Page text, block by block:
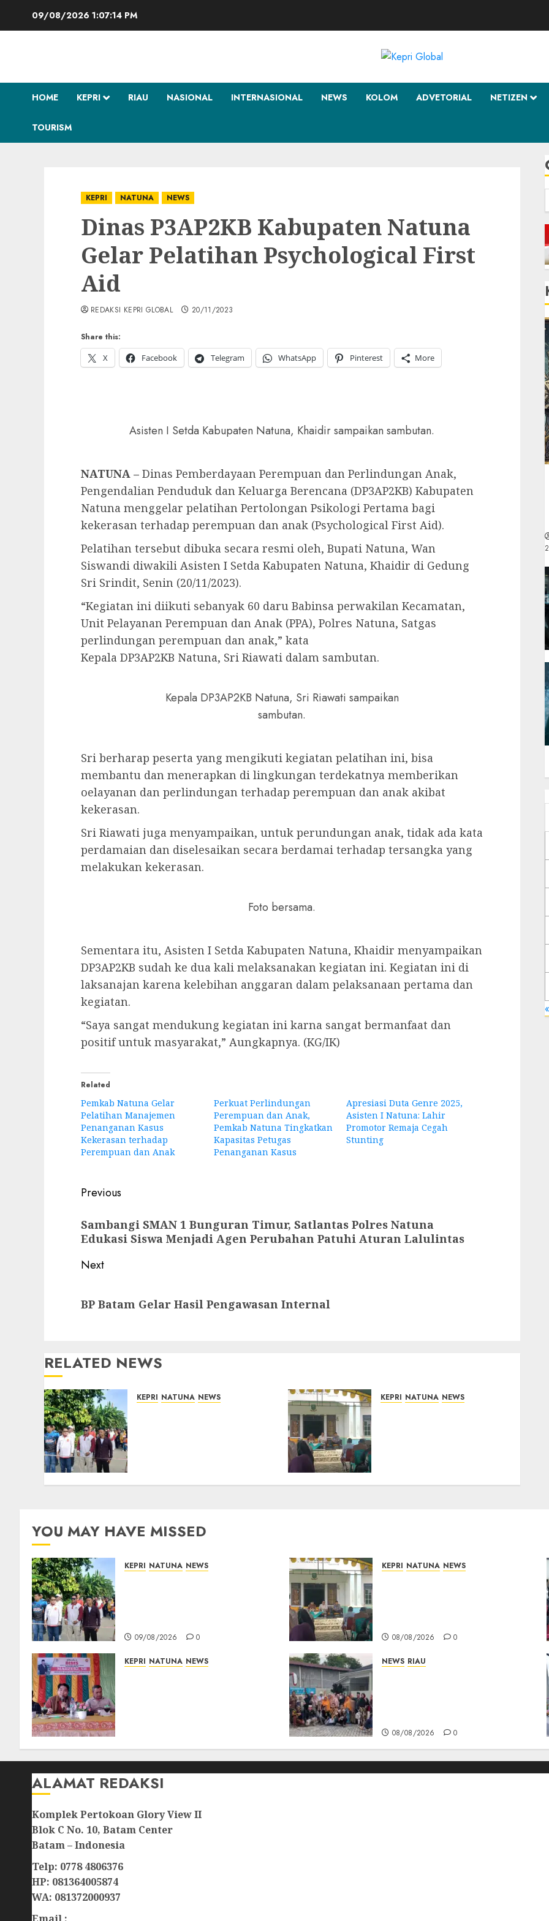
09/08/2026 1:07:15 PM
HOME KEPRI RIAU NASIONAL INTERNASIONAL NEWS KOLOM ADVETORIAL NETIZEN
TOURISM
KEPRI NATUNA NEWS
Dinas P3AP2KB Kabupaten Natuna
Gelar Pelatihan Psychological First
Aid
Share this:
X
Facebook Telegram WhatsApp Pinterest More
REDAKSI KEPRI GLOBAL 20/11/2023
Asisten I Setda Kabupaten Natuna, Khaidir sampaikan sambutan.
NATUNA – Dinas Pemberdayaan Perempuan dan Perlindungan Anak,
Pengendalian Penduduk dan Keluarga Berencana (DP3AP2KB) Kabupaten
Natuna menggelar pelatihan Pertolongan Psikologi Pertama bagi
kekerasan terhadap perempuan dan anak (Psychological First Aid).
Pelatihan tersebut dibuka secara resmi oleh, Bupati Natuna, Wan
Siswandi diwakili Asisten I Setda Kabupaten Natuna, Khaidir di Gedung
Sri Srindit, Senin (20/11/2023).
“Kegiatan ini diikuti sebanyak 60 daru Babinsa perwakilan Kecamatan,
Unit Pelayanan Perempuan dan Anak (PPA), Polres Natuna, Satgas
perlindungan perempuan dan anak,” kata
Kepala DP3AP2KB Natuna, Sri Riawati dalam sambutan.
Kepala DP3AP2KB Natuna, Sri Riawati sampaikan
sambutan.
Sri berharap peserta yang mengikuti kegiatan pelatihan ini, bisa
membantu dan menerapkan di lingkungan terdekatnya memberikan
oelayanan dan perlindungan terhadap perempuan dan anak akibat
kekerasan.
Sri Riawati juga menyampaikan, untuk perundungan anak, tidak ada kata
perdamaian dan diselesaikan secara berdamai terhadap tersangka yang
melakukan kekerasan.
Foto bersama.
Sementara itu, Asisten I Setda Kabupaten Natuna, Khaidir menyampaikan
DP3AP2KB sudah ke dua kali melaksanakan kegiatan ini. Kegiatan ini di
laksanajan karena kelebihan anggaran dalam pelaksanaan pertama dan
kegiatan.
“Saya sangat mendukung kegiatan ini karna sangat bermanfaat dan
positif untuk masyarakat,” Aungkapnya. (KG/IK)
Related
Pemkab Natuna Gelar
Pelatihan Manajemen
Penanganan Kasus
Kekerasan terhadap
Perempuan dan Anak
Perkuat Perlindungan
Perempuan dan Anak,
Pemkab Natuna Tingkatkan
Kapasitas Petugas
Penanganan Kasus
Apresiasi Duta Genre 2025,
Asisten I Natuna: Lahir
Promotor Remaja Cegah
Stunting
Post
navigation
Previous
post:
Sambangi SMAN 1 Bunguran Timur, Satlantas Polres Natuna
Edukasi Siswa Menjadi Agen Perubahan Patuhi Aturan Lalulintas
Next
post:
BP Batam Gelar Hasil Pengawasan Internal
RELATED NEWS
KEPRI NATUNA NEWS
09/08/2026 0
KEPRI NATUNA NEWS
08/08/2026 0
YOU MAY HAVE MISSED
KEPRI NATUNA NEWS
09/08/2026 0
KEPRI NATUNA NEWS
08/08/2026 0
KEPRI NATUNA NEWS
08/08/2026 0
NEWS RIAU
08/08/2026 0
ALAMAT REDAKSI
Komplek Pertokoan Glory View II
Blok C No. 10, Batam Center
Batam – Indonesia
Telp: 0778 4806376
HP: 081364005874
WA: 081372000937